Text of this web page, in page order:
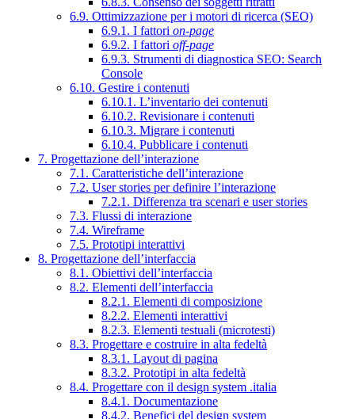
6.9. Ottimizzazione per i motori di ricerca (SEO)
6.9.1. I fattori on-page
6.9.2. I fattori off-page
6.9.3. Strumenti di diagnostica SEO: Search
Console
6.10. Gestire i contenuti
6.10.1. L’inventario dei contenuti
6.10.2. Revisionare i contenuti
6.10.3. Migrare i contenuti
6.10.4. Pubblicare i contenuti
7. Progettazione dell’interazione
7.1. Caratteristiche dell’interazione
7.2. User stories per definire l’interazione
7.2.1. Differenza tra scenari e user stories
7.3. Flussi di interazione
7.4. Wireframe
7.5. Prototipi interattivi
8. Progettazione dell’interfaccia
8.1. Obiettivi dell’interfaccia
8.2. Elementi dell’interfaccia
8.2.1. Elementi di composizione
8.2.2. Elementi interattivi
8.2.3. Elementi testuali (microtesti)
8.3. Progettare e costruire in alta fedeltà
8.3.1. Layout di pagina
8.3.2. Prototipi in alta fedeltà
8.4. Progettare con il design system .italia
8.4.1. Documentazione
8.4.2. Benefici del design system